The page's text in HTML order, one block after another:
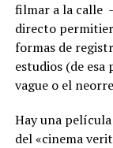
filmar a la calle
directo per
formas de
estudios (de
vague o el
Hay una
del «cinema